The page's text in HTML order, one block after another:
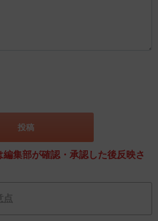
集部が確認・承認した後反映さ
点